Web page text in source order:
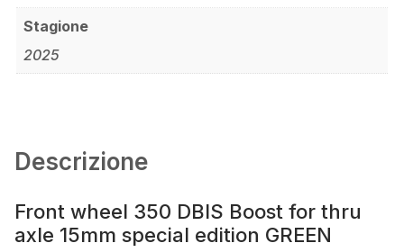
Stagione
2025
Descrizione
Front wheel 350 DBIS Boost for thru
axle 15mm special edition GREEN